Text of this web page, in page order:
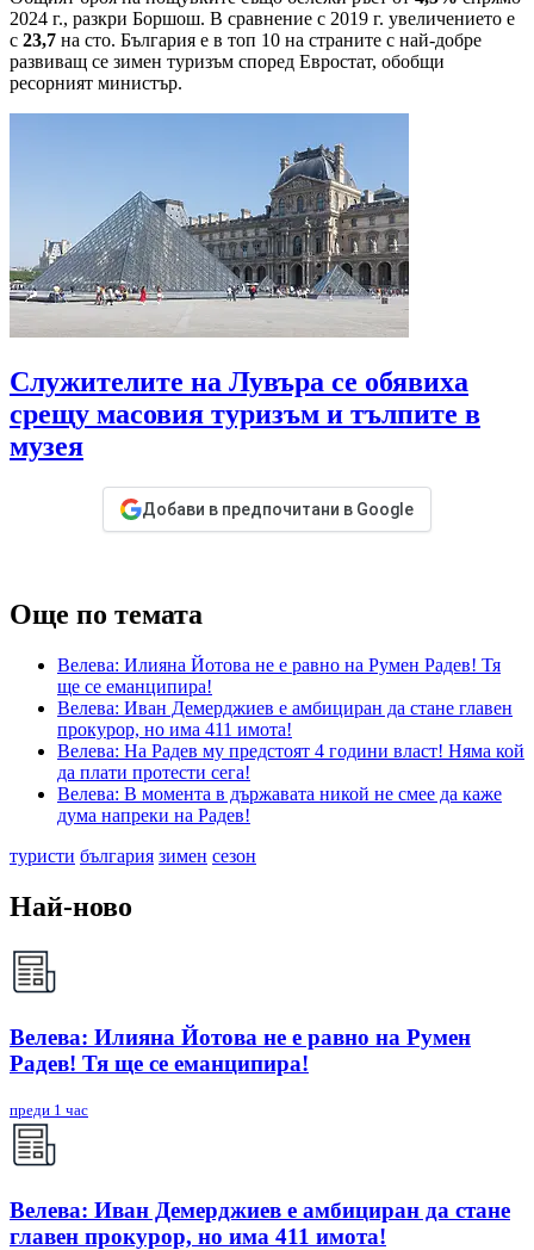
2024 г., разкри Боршош. В сравнение с 2019 г. увеличението е
с 23,7 на сто. България е в топ 10 на страните с най-добре
развиващ се зимен туризъм според Евростат, обобщи
ресорният министър.
Служителите на Лувъра се обявиха
срещу масовия туризъм и тълпите в
музея
Добави в предпочитани в Google
Още по темата
Велева: Илияна Йотова не е равно на Румен Радев! Тя
ще се еманципира!
Велева: Иван Демерджиев е амбициран да стане главен
прокурор, но има 411 имота!
Велева: На Радев му предстоят 4 години власт! Няма кой
да плати протести сега!
Велева: В момента в държавата никой не смее да каже
дума напреки на Радев!
туристи българия зимен сезон
Най-ново
Велева: Илияна Йотова не е равно на Румен
Радев! Тя ще се еманципира!
преди 1 час
Велева: Иван Демерджиев е амбициран да стане
главен прокурор, но има 411 имота!